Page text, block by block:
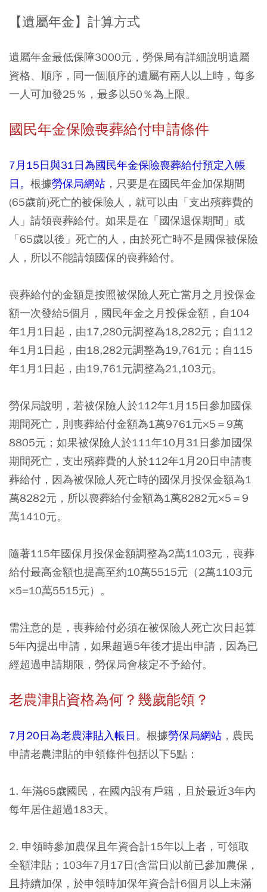
【遺屬年金】計算方式
遺屬年金最低保障3000元，勞保局有詳細說明遺屬
資格、順序，同一個順序的遺屬有兩人以上時，每多
一人可加發25％，最多以50％為上限。
國民年金保險喪葬給付申請條件
7月15日與31日為國民年金保險喪葬給付預定入帳
日。 根據勞保局網站 ，只要是在國民年金加保期間
(65歲前)死亡的被保險人，就可以由「支出殯葬費的
人」請領喪葬給付。如果是在「國保退保期間」或
「65歲以後」死亡的人，由於死亡時不是國保被保險
人，所以不能請領國保的喪葬給付。
喪葬給付的金額是按照被保險人死亡當月之月投保金
額一次發給5個月，國民年金之月投保金額，自104
年1月1日起，由17,280元調整為18,282元；自112
年1月1日起，由18,282元調整為19,761元；自115
年1月1日起，由19,761元調整為21,103元。
勞保局說明，若被保險人於112年1月15日參加國保
期間死亡，則喪葬給付金額為1萬9761元×5＝9萬
8805元；如果被保險人於111年10月31日參加國保
期間死亡，支出殯葬費的人於112年1月20日申請喪
葬給付，因為被保險人死亡時的國保月投保金額為1
萬8282元，所以喪葬給付金額為1萬8282元×5＝9
萬1410元。
隨著115年國保月投保金額調整為2萬1103元，喪葬
給付最高金額也提高至約10萬5515元（2萬1103元
×5=10萬5515元）。
需注意的是，喪葬給付必須在被保險人死亡次日起算
5年內提出申請，如果超過5年後才提出申請，因為已
經超過申請期限，勞保局會核定不予給付。
老農津貼資格為何？幾歲能領？
7月20日為老農津貼入帳日。根據勞保局網站 ，農民
申請老農津貼的申領條件包括以下5點：
1. 年滿65歲國民，在國內設有戶籍，且於最近3年內
每年居住超過183天。
2. 申領時參加農保且年資合計15年以上者，可領取
全額津貼；103年7月17日(含當日)以前已參加農保，
且持續加保，於申領時加保年資合計6個月以上未滿